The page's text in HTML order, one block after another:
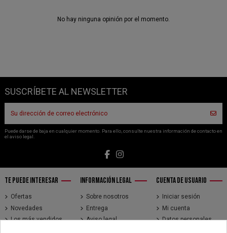
No hay ninguna opinión por el momento.
SUSCRÍBETE AL NEWSLETTER
Puede darse de baja en cualquier momento. Para ello, consulte nuestra información de contacto en
el aviso legal.
TE PUEDE INTERESAR
Ofertas
Novedades
Los más vendidos
INFORMACIÓN LEGAL
Sobre nosotros
Entrega
Aviso legal
CUENTA DE USUARIO
Iniciar sesión
Mi cuenta
Datos personales